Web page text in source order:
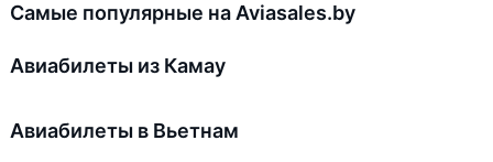
Самые популярные на Aviasales.by
Авиабилеты из Камау
Авиабилеты в Вьетнам